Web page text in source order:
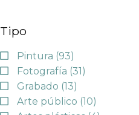
Tipo
Pintura (93)
Fotografía (31)
Grabado (13)
Arte público (10)